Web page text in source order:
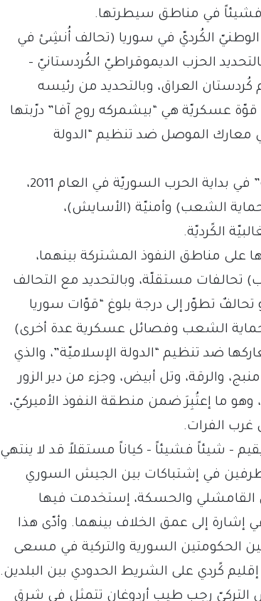
في مناطق سيطرتها.
الكُرديّ في سوريا (تحالف أُنشِئ في
وبالتحديد الحزب الديموقراطيّ الكُردستانيّ –
العراق، وبالتحديد من رئيسه
عسكريّة هي “بيشمركه روج آفا” درّبتها
معارك الموصل ضد تنظيم “الدولة
وكانت الحكومة السوريّة تحالفتْ مع “الحركة” في بداية الحرب السوريّة في العام 2011،
الشعب) وأمنيّة (الأسايش)،
الكًرديّة.
مناطق النفوذ المشتركة بينهما،
تحالفات مستقلّة، وبالتحديد مع التحالف
تحالفٌ تطوّر إلى درجة بلوغ “قوّات سوريا
الشعب وفصائل عسكرية عدة أخرى)
ضد تنظيم “الدولة الإسلاميّة”، والذي
والرقة، وتل أبيض، وجزء من دير الزور
ما إعتُبِرَ ضمن منطقة النفوذ الأميركيّ،
الفرات.
– شيئاً فشيئاً – كياناً مستقلاً قد لا ينتهي
في إشتباكات بين الجيش السوري
والحسكة، إستخدمت فيها
إشارة إلى عمق الخلاف بينهما. وأدّى هذا
الحكومتين السورية والتركية في مسعى
كًردي على الشريط الحدودي بين البلدين.
التركيّ رجب طيب أردوغان تتمثل في شرق